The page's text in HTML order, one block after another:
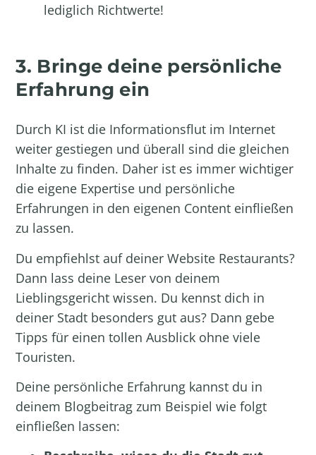
lediglich Richtwerte!
3. Bringe deine persönliche
Erfahrung ein
Durch KI ist die Informationsflut im Internet
weiter gestiegen und überall sind die gleichen
Inhalte zu finden. Daher ist es immer wichtiger
die eigene Expertise und persönliche
Erfahrungen in den eigenen Content einfließen
zu lassen.
Du empfiehlst auf deiner Website Restaurants?
Dann lass deine Leser von deinem
Lieblingsgericht wissen. Du kennst dich in
deiner Stadt besonders gut aus? Dann gebe
Tipps für einen tollen Ausblick ohne viele
Touristen.
Deine persönliche Erfahrung kannst du in
deinem Blogbeitrag zum Beispiel wie folgt
einfließen lassen: